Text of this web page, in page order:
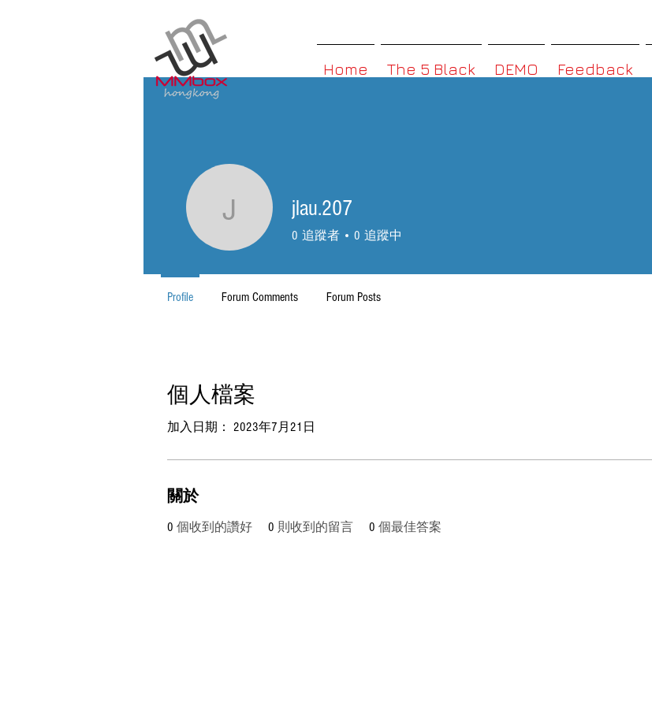
Home The 5 Black DEMO Feedback
個人檔案
加入日期： 2023年7月21日
關於
0 個收到的讚好 0 則收到的留言 0 個最佳答案
jlau.207
jlau.207
0 追蹤者 0 追蹤中
Profile Forum Comments Forum Posts